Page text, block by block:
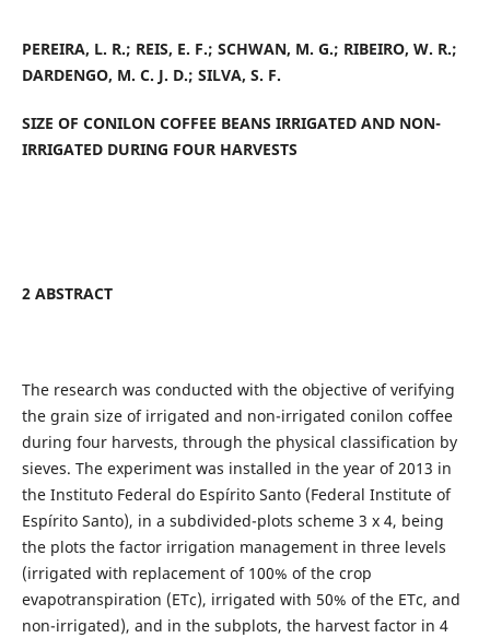
PEREIRA, L. R.; REIS, E. F.; SCHWAN, M. G.; RIBEIRO, W. R.;
DARDENGO, M. C. J. D.; SILVA, S. F.
SIZE OF CONILON COFFEE BEANS IRRIGATED AND NON-
IRRIGATED DURING FOUR HARVESTS
2 ABSTRACT
The research was conducted with the objective of verifying
the grain size of irrigated and non-irrigated conilon coffee
during four harvests, through the physical classification by
sieves. The experiment was installed in the year of 2013 in
the Instituto Federal do Espírito Santo (Federal Institute of
Espírito Santo), in a subdivided-plots scheme 3 x 4, being
the plots the factor irrigation management in three levels
(irrigated with replacement of 100% of the crop
evapotranspiration (ETc), irrigated with 50% of the ETc, and
non-irrigated), and in the subplots, the harvest factor in 4